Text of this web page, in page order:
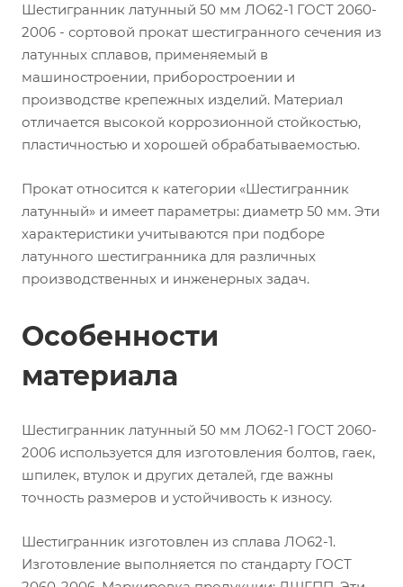
Шестигранник латунный 50 мм ЛО62-1 ГОСТ 2060-
2006 - сортовой прокат шестигранного сечения из
латунных сплавов, применяемый в
машиностроении, приборостроении и
производстве крепежных изделий. Материал
отличается высокой коррозионной стойкостью,
пластичностью и хорошей обрабатываемостью.
Прокат относится к категории «Шестигранник
латунный» и имеет параметры: диаметр 50 мм. Эти
характеристики учитываются при подборе
латунного шестигранника для различных
производственных и инженерных задач.
Особенности
материала
Шестигранник латунный 50 мм ЛО62-1 ГОСТ 2060-
2006 используется для изготовления болтов, гаек,
шпилек, втулок и других деталей, где важны
точность размеров и устойчивость к износу.
Шестигранник изготовлен из сплава ЛО62-1.
Изготовление выполняется по стандарту ГОСТ